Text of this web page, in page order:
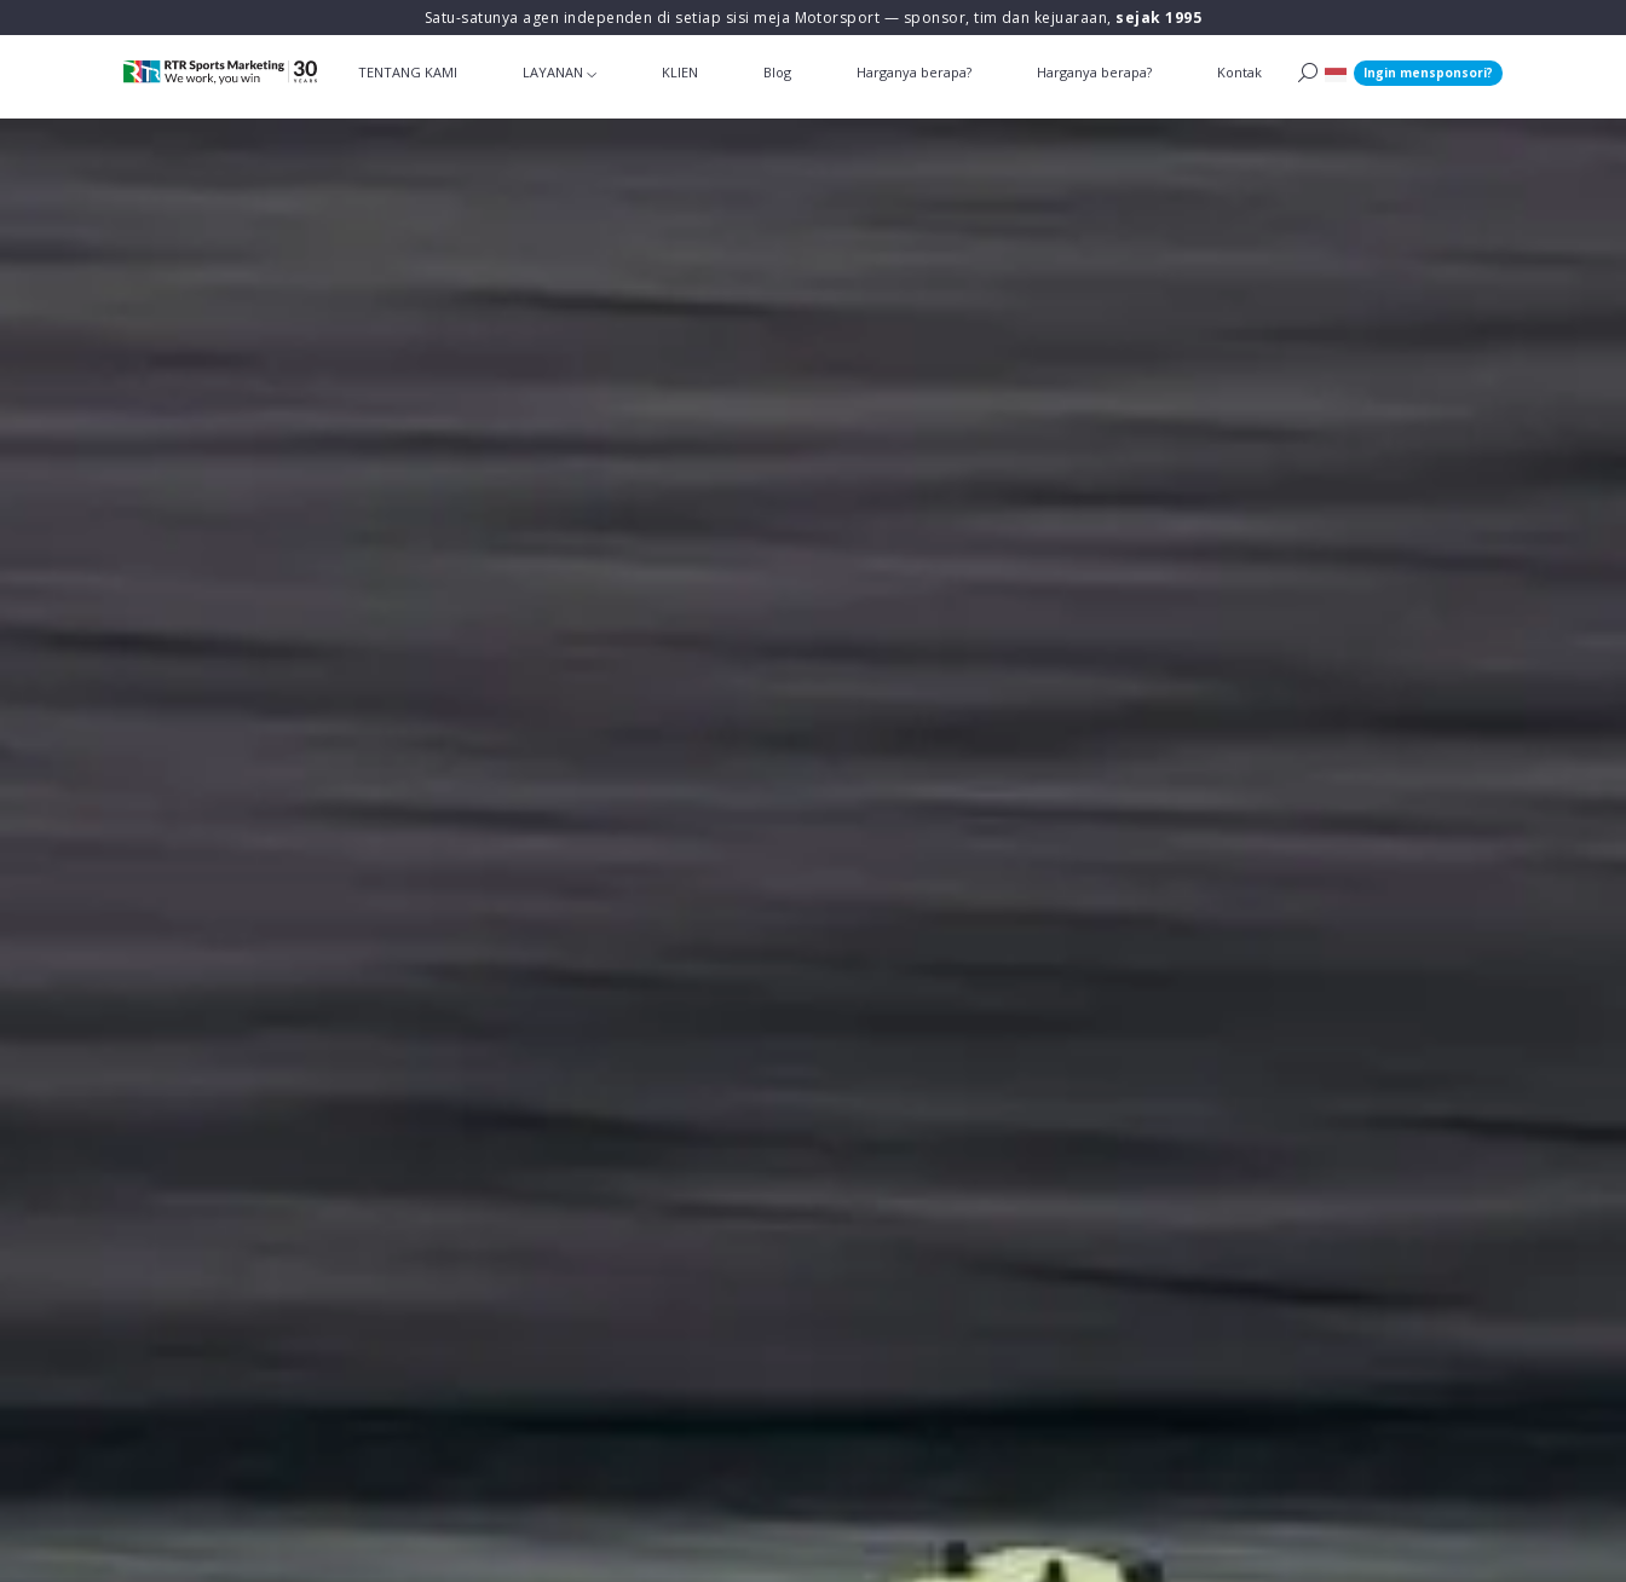
Satu-satunya agen independen di setiap sisi meja Motorsport — sponsor, tim dan kejuaraan, sejak 1995
TENTANG KAMI LAYANAN KLIEN Blog Harganya berapa? Harganya berapa? Kontak Ingin mensponsori?